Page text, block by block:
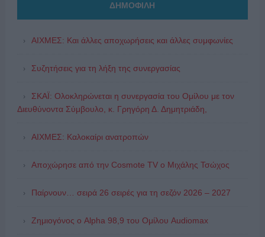
ΔΗΜΟΦΙΛΗ
ΑΙΧΜΕΣ: Και άλλες αποχωρήσεις και άλλες συμφωνίες
Συζητήσεις για τη λήξη της συνεργασίας
ΣΚΑΪ: Ολοκληρώνεται η συνεργασία του Ομίλου με τον
Διευθύνοντα Σύμβουλο, κ. Γρηγόρη Δ. Δημητριάδη,
ΑΙΧΜΕΣ: Καλοκαίρι ανατροπών
Αποχώρησε από την Cosmote TV o Μιχάλης Τσώχος
Παίρνουν… σειρά 26 σειρές για τη σεζόν 2026 – 2027
Ζημιογόνος ο Alpha 98,9 του Ομίλου Audiomax